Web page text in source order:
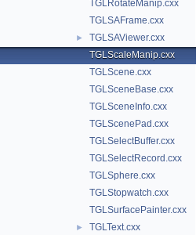
TGLRotateManip.cxx
TGLSAFrame.cxx
►
TGLSAViewer.cxx
TGLScaleManip.cxx
TGLScene.cxx
TGLSceneBase.cxx
TGLSceneInfo.cxx
TGLScenePad.cxx
TGLSelectBuffer.cxx
TGLSelectRecord.cxx
TGLSphere.cxx
TGLStopwatch.cxx
TGLSurfacePainter.cxx
►
TGLText.cxx